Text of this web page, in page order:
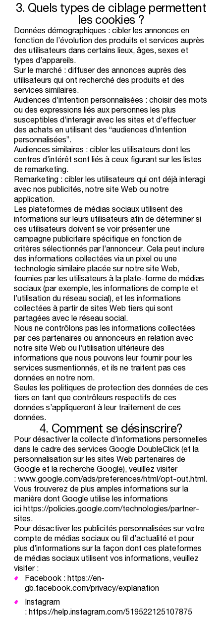
3. Quels types de ciblage permettent
les cookies ?
Données démographiques : cibler les annonces en
fonction de l’évolution des produits et services auprès
des utilisateurs dans certains lieux, âges, sexes et
types d’appareils.
Sur le marché : diffuser des annonces auprès des
utilisateurs qui ont recherché des produits et des
services similaires.
Audiences d’intention personnalisées : choisir des mots
ou des expressions liés aux personnes les plus
susceptibles d’interagir avec les sites et d’effectuer
des achats en utilisant des “audiences d’intention
personnalisées”.
Audiences similaires : cibler les utilisateurs dont les
centres d’intérêt sont liés à ceux figurant sur les listes
de remarketing.
Remarketing : cibler les utilisateurs qui ont déjà interagi
avec nos publicités, notre site Web ou notre
application.
Les plateformes de médias sociaux utilisent des
informations sur leurs utilisateurs afin de déterminer si
ces utilisateurs doivent se voir présenter une
campagne publicitaire spécifique en fonction de
critères sélectionnés par l’annonceur. Cela peut inclure
des informations collectées via un pixel ou une
technologie similaire placée sur notre site Web,
fournies par les utilisateurs à la plate-forme de médias
sociaux (par exemple, les informations de compte et
l’utilisation du réseau social), et les informations
collectées à partir de sites Web tiers qui sont
partagées avec le réseau social.
Nous ne contrôlons pas les informations collectées
par ces partenaires ou annonceurs en relation avec
notre site Web ou l’utilisation ultérieure des
informations que nous pouvons leur fournir pour les
services susmentionnés, et ils ne traitent pas ces
données en notre nom.
Seules les politiques de protection des données de ces
tiers en tant que contrôleurs respectifs de ces
données s’appliqueront à leur traitement de ces
données.
4. Comment se désinscrire?
Pour désactiver la collecte d’informations personnelles
dans le cadre des services Google DoubleClick (et la
personnalisation sur les sites Web partenaires de
Google et la recherche Google), veuillez visiter
: www.google.com/ads/preferences/html/opt-out.html.
Vous trouverez de plus amples informations sur la
manière dont Google utilise les informations
ici https://policies.google.com/technologies/partner-
sites.
Pour désactiver les publicités personnalisées sur votre
compte de médias sociaux ou fil d’actualité et pour
plus d’informations sur la façon dont ces plateformes
de médias sociaux utilisent vos informations, veuillez
visiter :
Facebook : https://en-
gb.facebook.com/privacy/explanation
Instagram
: https://help.instagram.com/519522125107875